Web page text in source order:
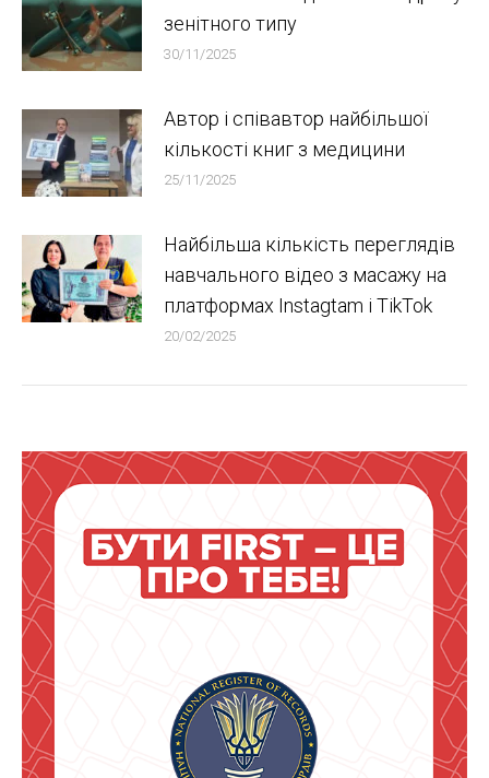
зенітного типу
30/11/2025
Автор і співавтор найбільшої
кількості книг з медицини
25/11/2025
Найбільша кількість переглядів
навчального відео з масажу на
платформах Instagtam i TikTok
20/02/2025